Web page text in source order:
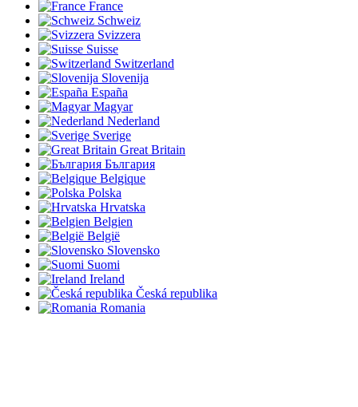
France
Schweiz
Svizzera
Suisse
Switzerland
Slovenija
España
Magyar
Nederland
Sverige
Great Britain
България
Belgique
Polska
Hrvatska
Belgien
België
Slovensko
Suomi
Ireland
Česká republika
Romania